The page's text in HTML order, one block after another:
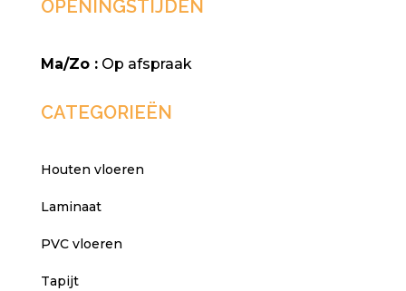
OPENINGSTIJDEN
Ma/Zo :Op afspraak
CATEGORIEËN
Houten vloeren
Laminaat
PVC vloeren
Tapijt